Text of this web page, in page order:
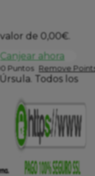
de 0,00€.
Canjear ahora
Puntos Remove
Todos los